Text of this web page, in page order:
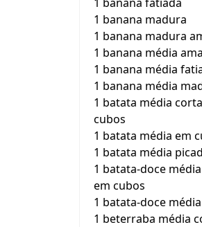
1 banana madura
1 banana madura
1 banana média
1 banana média
1 banana média
1 batata média
cubos
1 batata média em
1 batata média
1 batata-doce
em cubos
1 batata-doce
1 beterraba média